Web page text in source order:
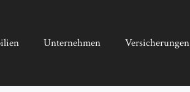
Unternehmen Versicherungen